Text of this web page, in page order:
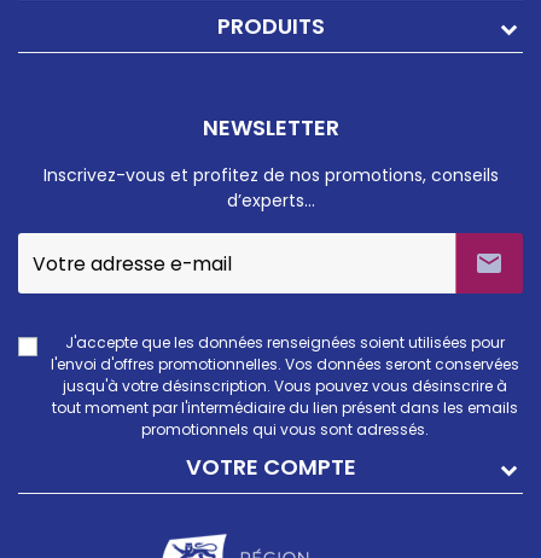
PRODUITS
NEWSLETTER
Inscrivez-vous et profitez de nos promotions, conseils
d’experts…

J'accepte que les données renseignées soient utilisées pour
l'envoi d'offres promotionnelles. Vos données seront conservées
jusqu'à votre désinscription. Vous pouvez vous désinscrire à
tout moment par l'intermédiaire du lien présent dans les emails
promotionnels qui vous sont adressés.
VOTRE COMPTE